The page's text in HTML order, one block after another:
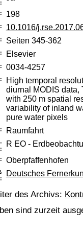
198
10.1016/
Seiten 345-362
Elsevier
0034-4257
High temporal
diurnal MODIS data,
with 250 m spatial
variability of inland
pure water pixels
Raumfahrt
R EO -
Oberpfaffenhofen
Deutsches
des Archivs:
sind zurzeit